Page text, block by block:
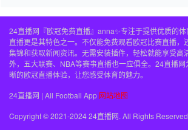
24直播网『欧冠免费直播』anna✨专注于提供优质的
直播更是其特色之一。不仅能免费观看欧冠比赛直播，
集锦和获取新闻资讯。无需安装插件，轻松就能享受高
外，五大联赛、NBA等赛事直播也一应俱全。24直播
晰的欧冠直播体验，让您感受体育的魅力。
24直播网 | All Football App 网站地图
Copyright © 2021-2024 24直播网. All Rights